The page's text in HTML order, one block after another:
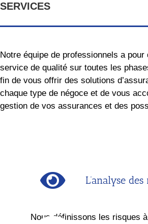
SERVICES
Notre équipe de professionnels a pour
service de qualité sur toutes les
fin de vous offrir des solutions
chaque type de négoce et de vous
gestion de vos assurances et des
L’analyse
Nous définissons les risques